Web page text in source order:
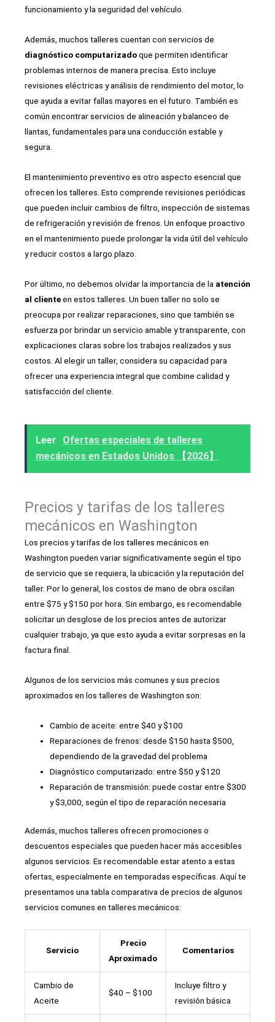
funcionamiento y la seguridad del vehículo.
Además, muchos talleres cuentan con servicios de
diagnóstico computarizadoque permiten identificar
problemas internos de manera precisa. Esto incluye
revisiones eléctricas y análisis de rendimiento del motor, lo
que ayuda a evitar fallas mayores en el futuro. También es
común encontrar servicios de alineación y balanceo de
llantas, fundamentales para una conducción estable y
segura.
El mantenimiento preventivo es otro aspecto esencial que
ofrecen los talleres. Esto comprende revisiones periódicas
que pueden incluir cambios de filtro, inspección de sistemas
de refrigeración y revisión de frenos. Un enfoque proactivo
en el mantenimiento puede prolongar la vida útil del vehículo
y reducir costos a largo plazo.
Por último, no debemos olvidar la importancia de la atención
al clienteen estos talleres. Un buen taller no solo se
preocupa por realizar reparaciones, sino que también se
esfuerza por brindar un servicio amable y transparente, con
explicaciones claras sobre los trabajos realizados y sus
costos. Al elegir un taller, considera su capacidad para
ofrecer una experiencia integral que combine calidad y
satisfacción del cliente.
Leer
Ofertas especiales de talleres
mecánicos en Estados Unidos 【2026】
Precios y tarifas de los talleres
mecánicos en Washington
Los precios y tarifas de los talleres mecánicos en
Washington pueden variar significativamente según el tipo
de servicio que se requiera, la ubicación y la reputación del
taller. Por lo general, los costos de mano de obra oscilan
entre $75 y $150 por hora. Sin embargo, es recomendable
solicitar un desglose de los precios antes de autorizar
cualquier trabajo, ya que esto ayuda a evitar sorpresas en la
factura final.
Algunos de los servicios más comunes y sus precios
aproximados en los talleres de Washington son:
Cambio de aceite: entre $40 y $100
Reparaciones de frenos: desde $150 hasta $500,
dependiendo de la gravedad del problema
Diagnóstico computarizado: entre $50 y $120
Reparación de transmisión: puede costar entre $300
y $3,000, según el tipo de reparación necesaria
Además, muchos talleres ofrecen promociones o
descuentos especiales que pueden hacer más accesibles
algunos servicios. Es recomendable estar atento a estas
ofertas, especialmente en temporadas específicas. Aquí te
presentamos una tabla comparativa de precios de algunos
servicios comunes en talleres mecánicos:
Servicio
Precio
Aproximado
Comentarios
Cambio de
Aceite
$40 – $100
Incluye filtro y
revisión básica